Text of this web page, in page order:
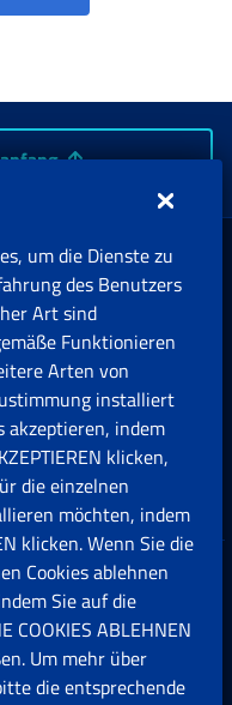
Entschädigungen
um die Dienste zu
des Benutzers
Art sind
Funktionieren
Arten von
installiert
akzeptieren, indem
klicken,
die einzelnen
möchten, indem
klicken. Wenn Sie die
Cookies ablehnen
Sie auf die
COOKIES ABLEHNEN
Um mehr über
die entsprechende